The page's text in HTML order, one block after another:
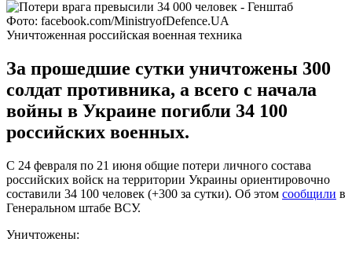
Фото: facebook.com/MinistryofDefence.UA
Уничтоженная российская военная техника
За прошедшие сутки уничтожены 300
солдат противника, а всего с начала
войны в Украине погибли 34 100
российских военных.
С 24 февраля по 21 июня общие потери личного состава
российских войск на территории Украины ориентировочно
составили 34 100 человек (+300 за сутки). Об этом сообщили в
Генеральном штабе ВСУ.
Уничтожены: